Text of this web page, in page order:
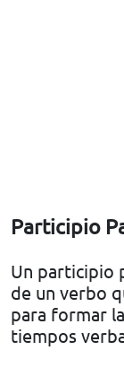
Participio
Un participio
de un verbo
para formar
tiempos